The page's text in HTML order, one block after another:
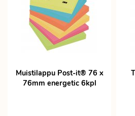
Muistilappu Post-it® 76 x
76mm energetic 6kpl